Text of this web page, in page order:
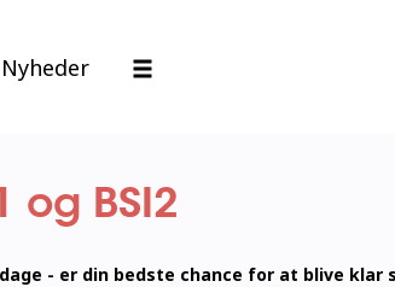
Nyheder
og BSI2
dage - er din bedste chance for at blive